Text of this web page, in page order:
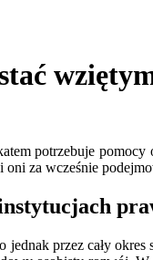
potrzebuje
za wcześnie
przez cały